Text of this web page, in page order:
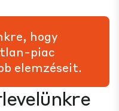
hogy
piac
elemzéseit.